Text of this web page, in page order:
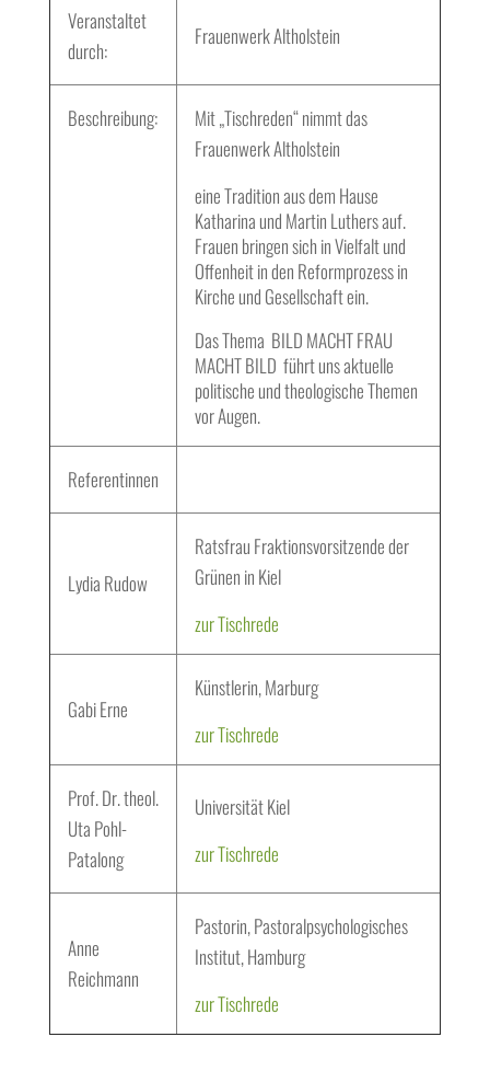
Veranstaltet
durch:
Frauenwerk Altholstein
Beschreibung:
Mit „Tischreden“ nimmt das
Frauenwerk Altholstein
eine Tradition aus dem Hause
Katharina und Martin Luthers auf.
Frauen bringen sich in Vielfalt und
Offenheit in den Reformprozess in
Kirche und Gesellschaft ein.
Das Thema BILD MACHT FRAU
MACHT BILD führt uns aktuelle
politische und theologische Themen
vor Augen.
Referentinnen
Lydia Rudow
Ratsfrau Fraktionsvorsitzende der
Grünen in Kiel
zur Tischrede
Gabi Erne
Künstlerin, Marburg
zur Tischrede
Prof. Dr. theol.
Uta Pohl-
Patalong
Universität Kiel
zur Tischrede
Anne
Reichmann
Pastorin, Pastoralpsychologisches
Institut, Hamburg
zur Tischrede